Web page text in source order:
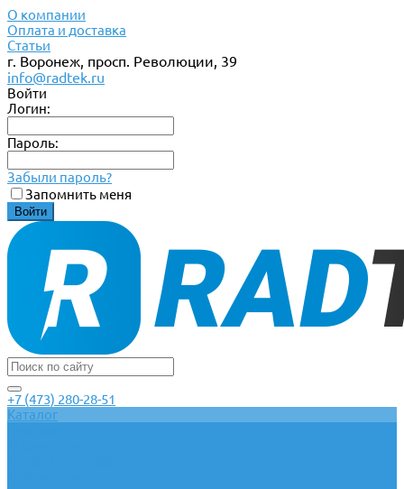
О компании
Оплата и доставка
Статьи
г. Воронеж, просп. Революции, 39
info@radtek.ru
Войти
Логин:
Пароль:
Забыли пароль?
Запомнить меня
+7 (473) 280-28-51
Каталог